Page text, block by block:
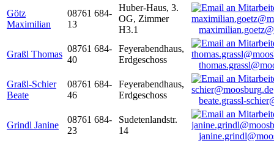
Götz
Maximilian
08761 684-
13
Huber-Haus, 3.
OG, Zimmer
H3.1
Graßl Thomas
08761 684-
40
Feyerabendhaus,
Erdgeschoss
Graßl-Schier
Beate
08761 684-
46
Feyerabendhaus,
Erdgeschoss
beate.grassl-
Grindl Janine
08761 684-
23
Sudetenlandstr.
14